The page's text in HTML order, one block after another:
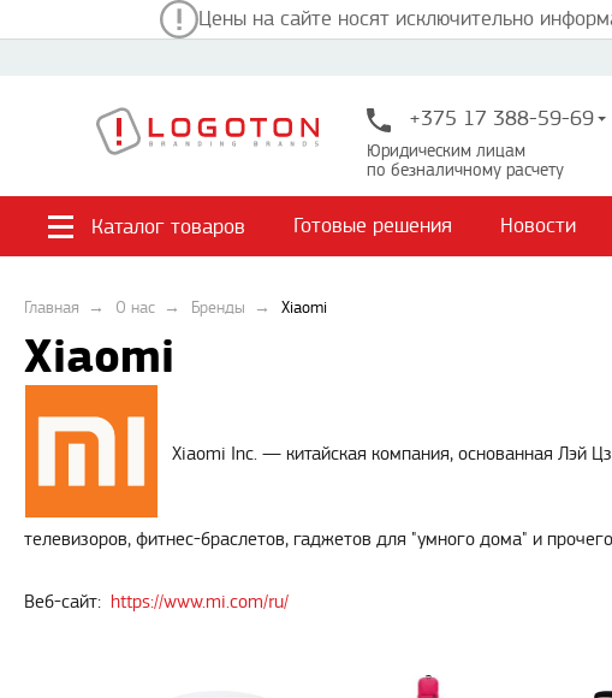
Цены на сайте носят исключительно
+375 17 388-59-69
Юридическим лицам
по безналичному расчету
Каталог товаров Готовые решения Новости
Главная О нас Бренды Xiaomi
Xiaomi
Xiaomi Inc. — китайская компания, основанная Лэй
телевизоров, фитнес-браслетов, гаджетов для "умного дома" и
Веб-сайт: https://www.mi.com/ru/